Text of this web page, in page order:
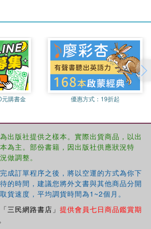
元購書金 優惠方式： 19折起
出版社提供之樣本。實際出貨商品，以出
為主。部份書籍，因出版社供應狀況特
做調整。
成訂單程序之後，將以空運的方式為你下
的時間，建議您將外文書與其他商品分開
貨速度，平均調貨時間為1~2個月。
三民網路書店」 提供會員七日商品鑑賞期